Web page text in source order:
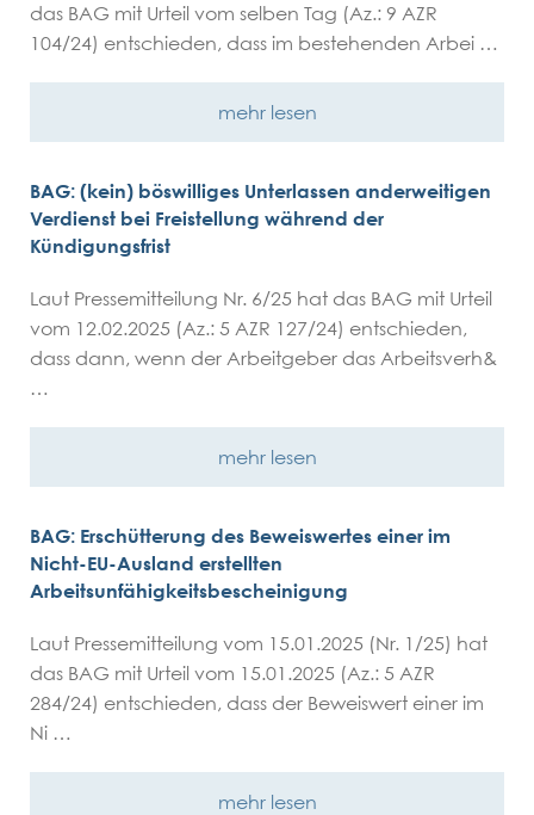
das BAG mit Urteil vom selben Tag (Az.: 9 AZR
104/24) entschieden, dass im bestehenden Arbei …
mehr lesen
BAG: (kein) böswilliges Unterlassen anderweitigen
Verdienst bei Freistellung während der
Kündigungsfrist
Laut Pressemitteilung Nr. 6/25 hat das BAG mit Urteil
vom 12.02.2025 (Az.: 5 AZR 127/24) entschieden,
dass dann, wenn der Arbeitgeber das Arbeitsverh&
…
mehr lesen
BAG: Erschütterung des Beweiswertes einer im
Nicht-EU-Ausland erstellten
Arbeitsunfähigkeitsbescheinigung
Laut Pressemitteilung vom 15.01.2025 (Nr. 1/25) hat
das BAG mit Urteil vom 15.01.2025 (Az.: 5 AZR
284/24) entschieden, dass der Beweiswert einer im
Ni …
mehr lesen